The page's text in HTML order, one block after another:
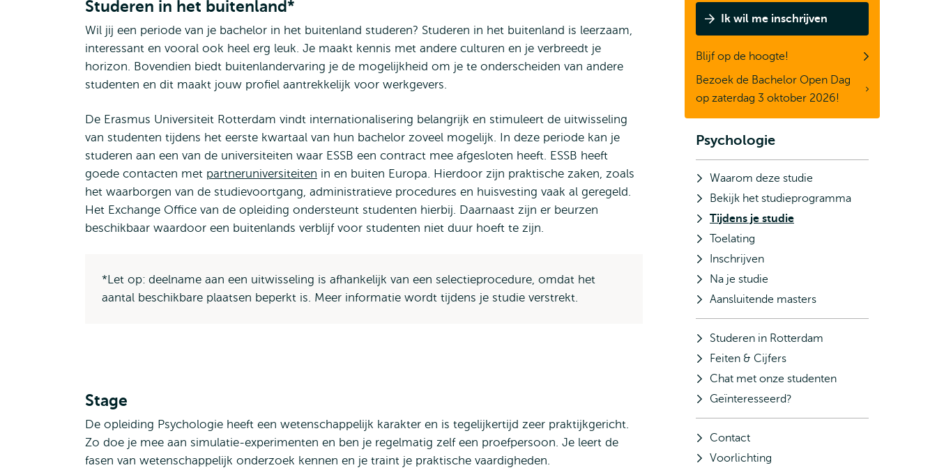
Studeren in het buitenland*
Wil jij een periode van je bachelor in het buitenland studeren? Studeren in het buitenland is leerzaam,
interessant en vooral ook heel erg leuk. Je maakt kennis met andere culturen en je verbreedt je
horizon. Bovendien biedt buitenlandervaring je de mogelijkheid om je te onderscheiden van andere
studenten en dit maakt jouw profiel aantrekkelijk voor werkgevers.
De Erasmus Universiteit Rotterdam vindt internationalisering belangrijk en stimuleert de uitwisseling
van studenten tijdens het eerste kwartaal van hun bachelor zoveel mogelijk. In deze periode kan je
studeren aan een van de universiteiten waar ESSB een contract mee afgesloten heeft. ESSB heeft
goede contacten met partneruniversiteiten in en buiten Europa. Hierdoor zijn praktische zaken, zoals
het waarborgen van de studievoortgang, administratieve procedures en huisvesting vaak al geregeld.
Het Exchange Office van de opleiding ondersteunt studenten hierbij. Daarnaast zijn er beurzen
beschikbaar waardoor een buitenlands verblijf voor studenten niet duur hoeft te zijn.
*Let op: deelname aan een uitwisseling is afhankelijk van een selectieprocedure, omdat het
aantal beschikbare plaatsen beperkt is. Meer informatie wordt tijdens je studie verstrekt.
Stage
De opleiding Psychologie heeft een wetenschappelijk karakter en is tegelijkertijd zeer praktijkgericht.
Zo doe je mee aan simulatie-experimenten en ben je regelmatig zelf een proefpersoon. Je leert de
fasen van wetenschappelijk onderzoek kennen en je traint je praktische vaardigheden.
Ik wil me inschrijven
Blijf op de hoogte!
Bezoek de Bachelor Open Dag
op zaterdag 3 oktober 2026!
Subnavigatie
Psychologie
Waarom deze studie
Bekijk het studieprogramma
Tijdens je studie
Toelating
Inschrijven
Na je studie
Aansluitende masters
Studeren in Rotterdam
Feiten & Cijfers
Chat met onze studenten
Geïnteresseerd?
Contact
Voorlichting